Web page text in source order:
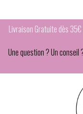
Livraison Gratuite dès
Une question ? Un